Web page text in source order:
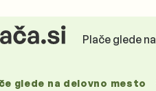
Plače glede
glede na delovno mesto